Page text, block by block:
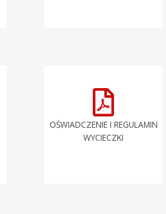
OŚWIADCZENIE I REGULAMIN
WYCIECZKI